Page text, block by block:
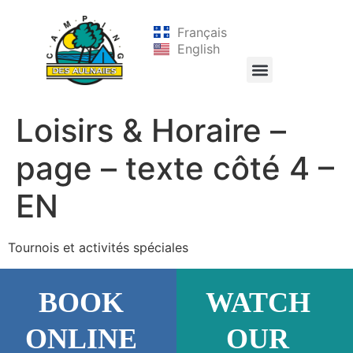
Français
English
Loisirs & Horaire –
page – texte côté 4 –
EN
Tournois et activités spéciales
BOOK
ONLINE
WATCH
OUR